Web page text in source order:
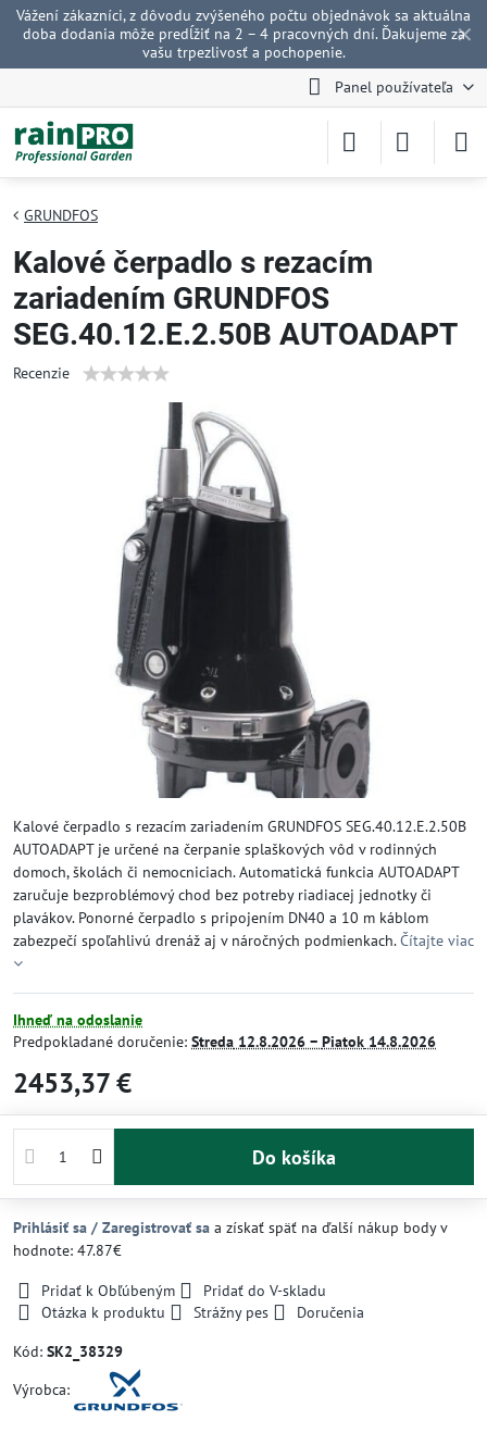
✕
Vážení zákazníci, z dôvodu zvýšeného počtu objednávok sa aktuálna
doba dodania môže predĺžiť na 2 – 4 pracovných dní. Ďakujeme za
vašu trpezlivosť a pochopenie.
Panel používateľa
GRUNDFOS
Kalové čerpadlo s rezacím
zariadením GRUNDFOS
SEG.40.12.E.2.50B AUTOADAPT
Recenzie
Kalové čerpadlo s rezacím zariadením GRUNDFOS SEG.40.12.E.2.50B
AUTOADAPT je určené na čerpanie splaškových vôd v rodinných
domoch, školách či nemocniciach. Automatická funkcia AUTOADAPT
zaručuje bezproblémový chod bez potreby riadiacej jednotky či
plavákov. Ponorné čerpadlo s pripojením DN40 a 10 m káblom
zabezpečí spoľahlivú drenáž aj v náročných podmienkach.Čítajte viac
Ihneď na odoslanie
Predpokladané doručenie: Streda 12.8.2026 − Piatok 14.8.2026
2453,37 €
Do košíka
Prihlásiť sa / Zaregistrovať sa a získať späť na ďalší nákup body v
hodnote: 47.87€
Pridať k Obľúbeným
Pridať do V-skladu
Otázka k produktu
Strážny pes
Doručenia
Kód: SK2_38329
Výrobca: